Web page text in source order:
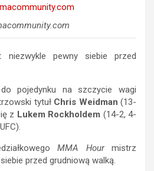
niezwykle pewny siebie przed
pojedynku na szczycie wagi
tytuł Chris Weidman (13-
z Lukem Rockholdem (14-2, 4-
MMA Hourmistrz
przed grudniową walką.